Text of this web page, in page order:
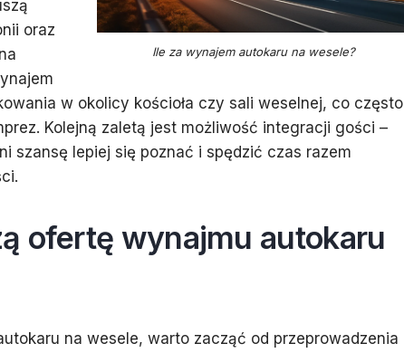
Ile za wynajem autokaru na wesele?
oraz
w okolicy kościoła czy sali weselnej, co często
Kolejną zaletą jest możliwość integracji gości –
szansę lepiej się poznać i spędzić czas razem
ofertę wynajmu autokaru
na wesele, warto zacząć od przeprowadzenia